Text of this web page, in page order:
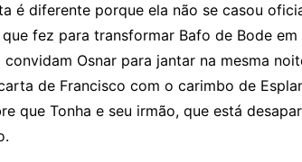
é diferente porque ela não se casou
fez para transformar Bafo de Bode em
Osnar para jantar na mesma
de Francisco com o carimbo de
que Tonha e seu irmão, que está